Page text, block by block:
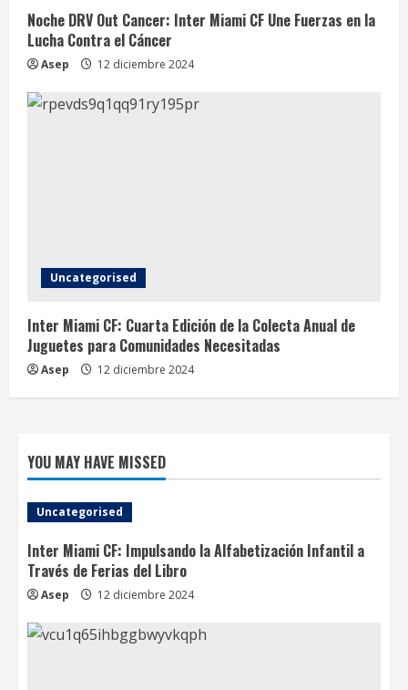
Noche DRV Out Cancer: Inter Miami CF Une Fuerzas en la
Lucha Contra el Cáncer
Asep 12 diciembre 2024
Uncategorised
Inter Miami CF: Cuarta Edición de la Colecta Anual de
Juguetes para Comunidades Necesitadas
Asep 12 diciembre 2024
YOU MAY HAVE MISSED
Uncategorised
Inter Miami CF: Impulsando la Alfabetización Infantil a
Través de Ferias del Libro
Asep 12 diciembre 2024